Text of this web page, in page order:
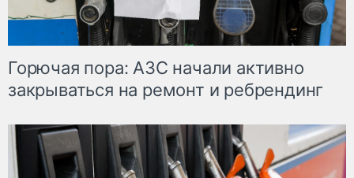
Горючая пора: АЗС начали активно
закрываться на ремонт и ребрендинг